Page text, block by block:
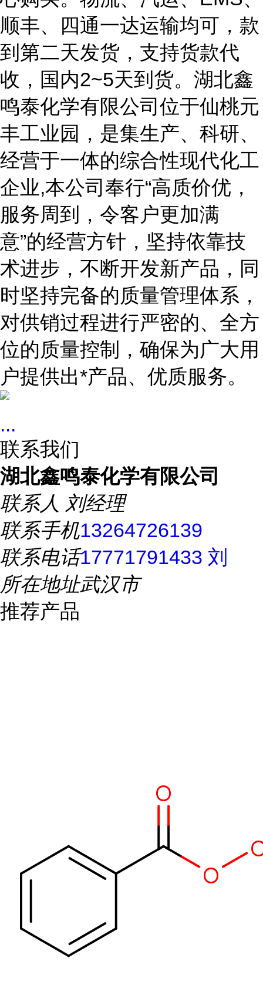
顺丰、四通一达运输均可，款
到第二天发货，支持货款代
收，国内2~5天到货。湖北鑫
鸣泰化学有限公司位于仙桃元
丰工业园，是集生产、科研、
经营于一体的综合性现代化工
企业,本公司奉行“高质价优，
服务周到，令客户更加满
意”的经营方针，坚持依靠技
术进步，不断开发新产品，同
时坚持完备的质量管理体系，
对供销过程进行严密的、全方
位的质量控制，确保为广大用
户提供出*产品、优质服务。
...
联系我们
湖北鑫鸣泰化学有限公司
联系人 刘经理
联系手机13264726139
联系电话17771791433 刘
所在地址武汉市
推荐产品